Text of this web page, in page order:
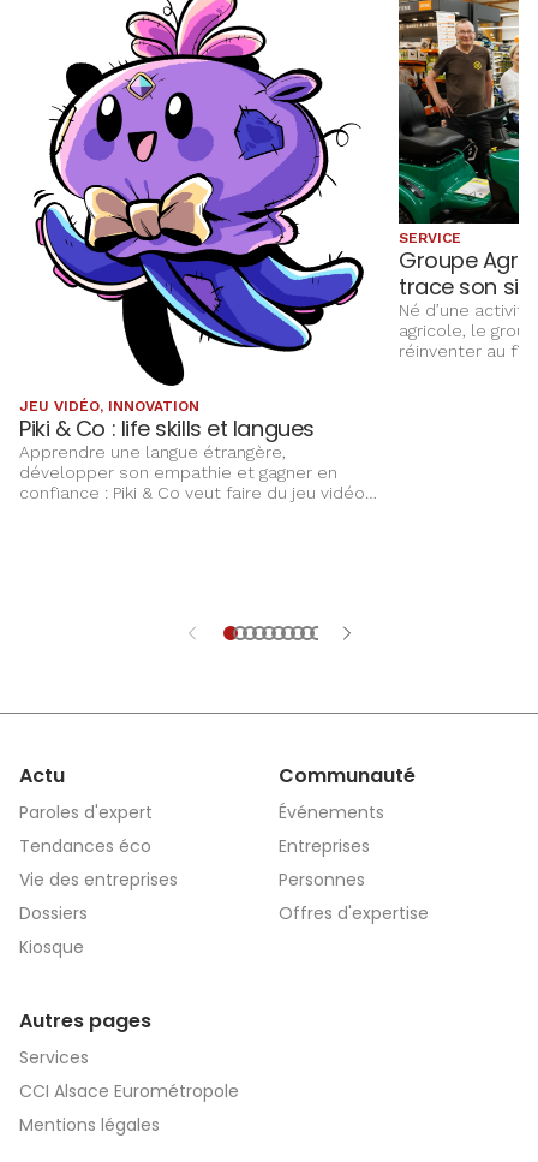
JEU VIDÉO, INNOVATION
Piki & Co : life skills et langues
Apprendre une langue étrangère,
développer son empathie et gagner en
confiance : Piki & Co veut faire du jeu vidéo
SERVICE
Groupe Agri
trace son
Né d’une
agricole, le
réinventer au fil
Actu
Paroles d'expert
Tendances éco
Vie des entreprises
Dossiers
Kiosque
Communauté
Événements
Entreprises
Personnes
Offres d'expertise
Autres pages
Services
CCI Alsace Eurométropole
Mentions légales